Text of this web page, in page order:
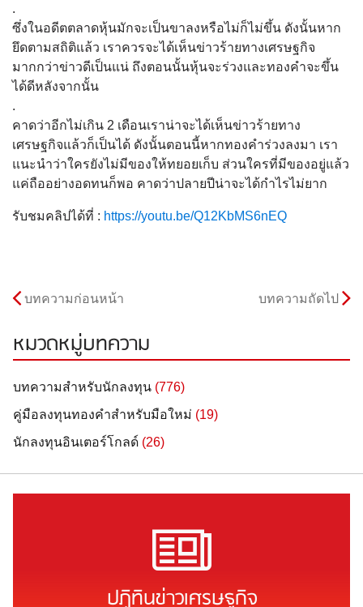
.
ซึ่งในอดีตตลาดหุ้นมักจะเป็นขาลงหรือไม่ก็ไม่ขึ้น ดังนั้นหาก
ยึดตามสถิติแล้ว เราควรจะได้เห็นข่าวร้ายทางเศรษฐกิจ
มากกว่าข่าวดีเป็นแน่ ถึงตอนนั้นหุ้นจะร่วงและทองคำจะขึ้น
ได้ดีหลังจากนั้น
.
คาดว่าอีกไม่เกิน 2 เดือนเราน่าจะได้เห็นข่าวร้ายทาง
เศรษฐกิจแล้วก็เป็นได้ ดังนั้นตอนนี้หากทองคำร่วงลงมา เรา
แนะนำว่าใครยังไม่มีของให้ทยอยเก็บ ส่วนใครที่มีของอยู่แล้ว
แค่ถืออย่างอดทนก็พอ คาดว่าปลายปีน่าจะได้กำไรไม่ยาก
รับชมคลิปได้ที่ : https://youtu.be/Q12KbMS6nEQ
บทความก่อนหน้า บทความถัดไป
หมวดหมู่บทความ
บทความสำหรับนักลงทุน (776)
คู่มือลงทุนทองคำสำหรับมือใหม่ (19)
นักลงทุนอินเตอร์โกลด์ (26)
ปฏิทินข่าวเศรษฐกิจ